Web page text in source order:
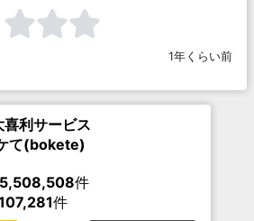
1年くらい前
利サービス
て(bokete)
件
件